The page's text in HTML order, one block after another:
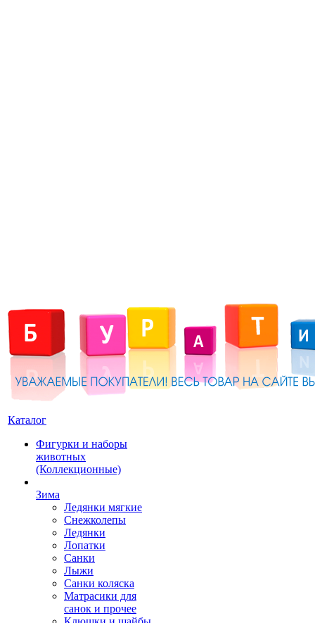
Каталог
Фигурки и наборы
животных
(Коллекционные)
Зима
Ледянки мягкие
Снежколепы
Ледянки
Лопатки
Санки
Лыжи
Санки коляска
Матрасики для
санок и прочее